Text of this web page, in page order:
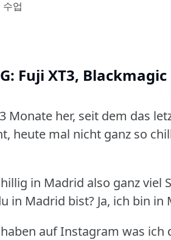
업
Fuji XT3,
Monate her, seit dem das
heute mal nicht ganz so
in Madrid also ganz viel
in Madrid bist? Ja, ich bin
auf Instagram was ich